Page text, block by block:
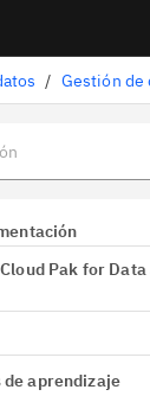
/ Gestión de
Pak for Data
de aprendizaje